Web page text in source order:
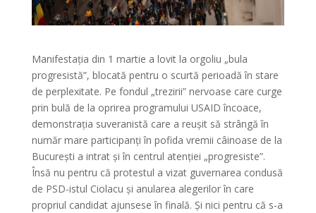
Manifestația din 1 martie a lovit la orgoliu „bula
progresistă”, blocată pentru o scurtă perioadă în stare
de perplexitate. Pe fondul „trezirii” nervoase care curge
prin bulă de la oprirea programului USAID încoace,
demonstrația suveranistă care a reușit să strângă în
număr mare participanți în pofida vremii câinoase de la
București a intrat și în centrul atenției „progresiste”.
Însă nu pentru că protestul a vizat guvernarea condusă
de PSD-istul Ciolacu și anularea alegerilor în care
propriul candidat ajunsese în finală. Și nici pentru că s-a